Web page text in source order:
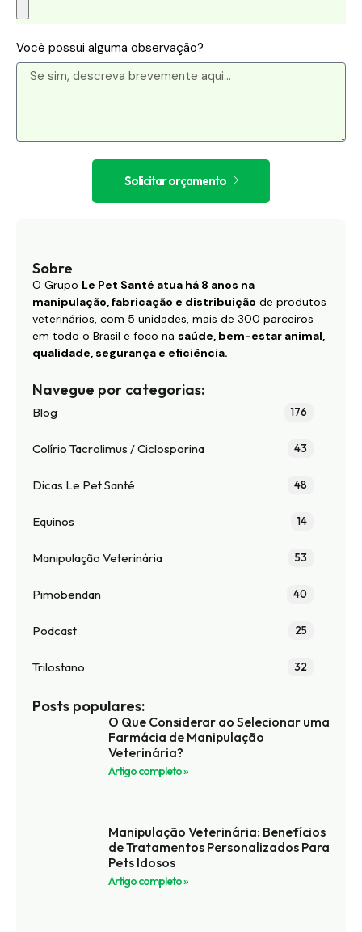
Sobre
O Grupo Le Pet Santé atua há 8 anos na
manipulação, fabricação e distribuição de produtos
veterinários, com 5 unidades, mais de 300 parceiros
em todo o Brasil e foco na saúde, bem-estar animal,
qualidade, segurança e eficiência.
Navegue por categorias:
Blog 176
Colírio Tacrolimus / Ciclosporina 43
Dicas Le Pet Santé 48
Equinos 14
Manipulação Veterinária 53
Pimobendan 40
Podcast 25
Trilostano 32
Posts populares:
O Que Considerar ao Selecionar uma
Farmácia de Manipulação
Veterinária?
Artigo completo »
Manipulação Veterinária: Benefícios
de Tratamentos Personalizados Para
Pets Idosos
Artigo completo »
Você possui alguma observação?
Solicitar orçamento